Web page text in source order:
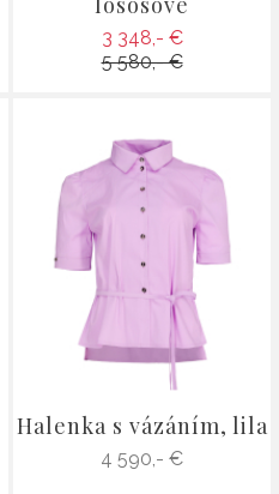
3 348,- €
5 580,- €
Halenka s vázáním, lila
4 590,- €